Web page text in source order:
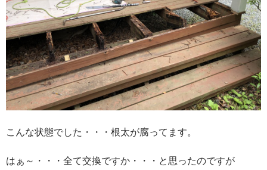
こんな状態でした・・・根太が腐ってます。
はぁ～・・・全て交換ですか・・・と思ったのですが